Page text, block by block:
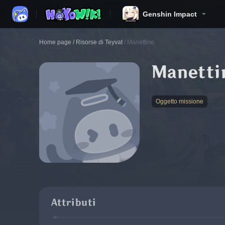
Genshin Impact
Home page / Risorse di Teyvat / Manettino
Oggetto missione
Attributi